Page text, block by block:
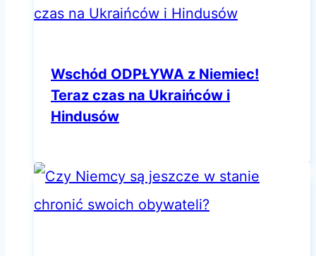
Wschód ODPŁYWA z Niemiec!
Teraz czas na Ukraińców i
Hindusów